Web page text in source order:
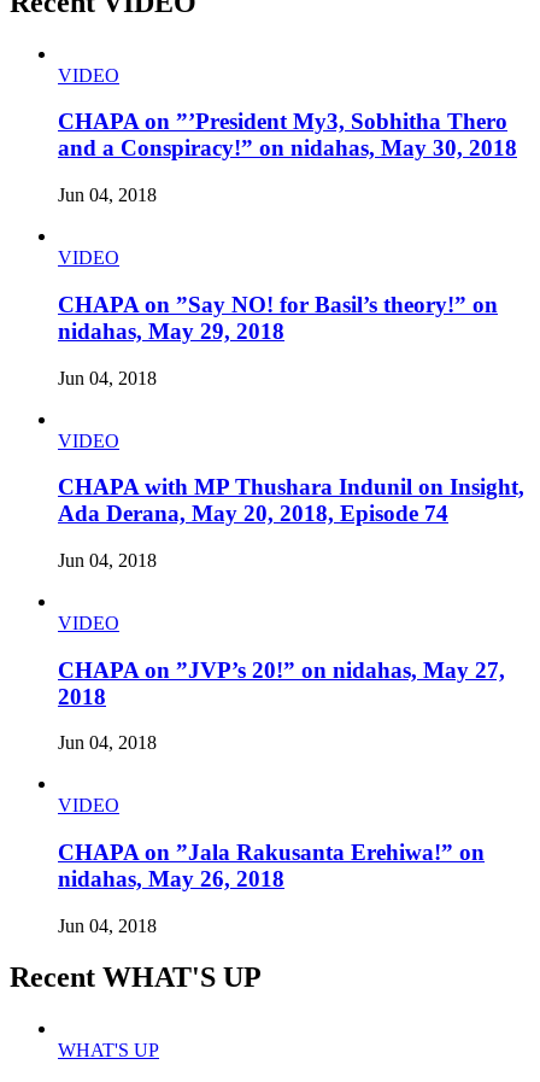
VIDEO
CHAPA on ”’President My3, Sobhitha Thero
and a Conspiracy!” on nidahas, May 30, 2018
Jun 04, 2018
VIDEO
CHAPA on ”Say NO! for Basil’s theory!” on
nidahas, May 29, 2018
Jun 04, 2018
VIDEO
CHAPA with MP Thushara Indunil on Insight,
Ada Derana, May 20, 2018, Episode 74
Jun 04, 2018
VIDEO
CHAPA on ”JVP’s 20!” on nidahas, May 27,
2018
Jun 04, 2018
VIDEO
CHAPA on ”Jala Rakusanta Erehiwa!” on
nidahas, May 26, 2018
Jun 04, 2018
Recent WHAT'S UP
WHAT'S UP